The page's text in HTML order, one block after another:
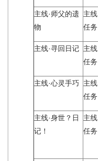
主线·师父的遗
物
主线
任务
主线·寻回日记 主线
任务
主线·心灵手巧 主线
任务
主线·身世？日
记！
主线
任务